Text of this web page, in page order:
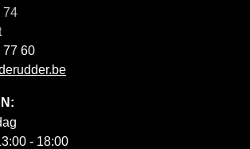
74
77 60
- 18:00